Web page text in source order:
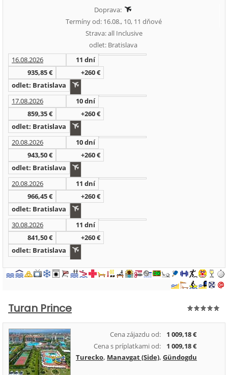
Doprava:
Termíny od: 16.08., 10, 11 dňové
Strava: all Inclusive
odlet: Bratislava
16.08.2026
11 dní
935,85 €
+260 €
odlet: Bratislava
17.08.2026
10 dní
859,35 €
+260 €
odlet: Bratislava
20.08.2026
10 dní
943,50 €
+260 €
odlet: Bratislava
20.08.2026
11 dní
966,45 €
+260 €
odlet: Bratislava
30.08.2026
11 dní
841,50 €
+260 €
odlet: Bratislava
Turan Prince
Cena zájazdu od:
1 009,18 €
Cena s príplatkami od:
1 009,18 €
Turecko, Manavgat (Side), Gündogdu